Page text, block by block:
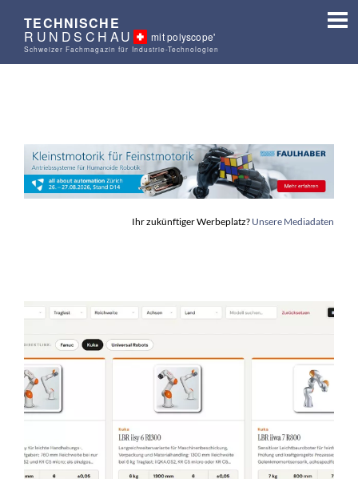
TECHNISCHE
RUNDSCHAU mit polyscope'
Schweizer Fachmagazin für Industrie-Technologien
Ihr zukünftiger Werbeplatz? Unsere Mediadaten